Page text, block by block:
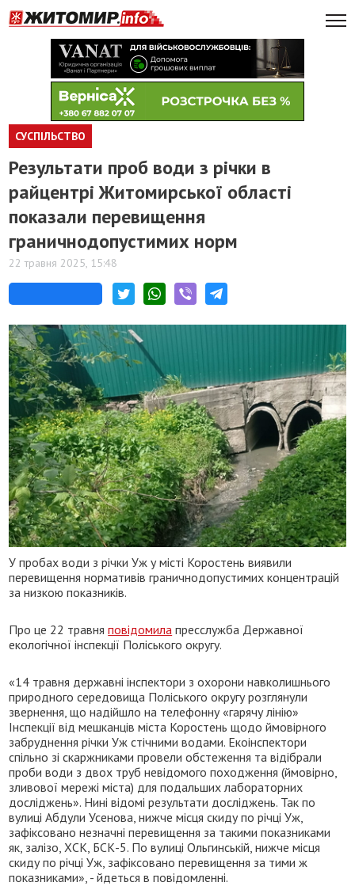
СУСПІЛЬСТВО
Результати проб води з річки в
райцентрі Житомирської області
показали перевищення
граничнодопустимих норм
22 травня 2025, 15:48
У пробах води з річки Уж у місті Коростень виявили
перевищення нормативів граничнодопустимих концентрацій
за низкою показників.
Про це 22 травняповідомила пресслужба Державної
екологічної інспекції Поліського округу.
«14 травня державні інспектори з охорони навколишнього
природного середовища Поліського округу розглянули
звернення, що надійшло на телефонну «гарячу лінію»
Інспекції від мешканців міста Коростень щодо ймовірного
забруднення річки Уж стічними водами. Екоінспектори
спільно зі скаржниками провели обстеження та відібрали
проби води з двох труб невідомого походження (ймовірно,
зливової мережі міста) для подальших лабораторних
досліджень». Нині відомі результати досліджень. Так по
вулиці Абдули Усенова, нижче місця скиду по річці Уж,
зафіксовано незначні перевищення за такими показниками
як, залізо, ХСК, БСК-5. По вулиці Ольгинській, нижче місця
скиду по річці Уж, зафіксовано перевищення за тими ж
показниками», - йдеться в повідомленні.